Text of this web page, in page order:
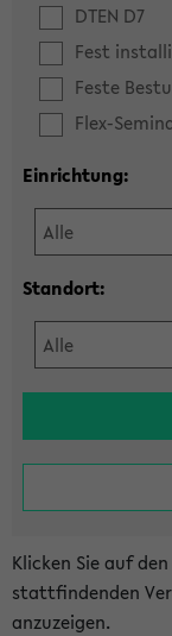
DTEN D7
Fest
Feste
Flex-
Einrichtung:
Standort:
Klicken Sie auf
stattfindenden
anzuzeigen.